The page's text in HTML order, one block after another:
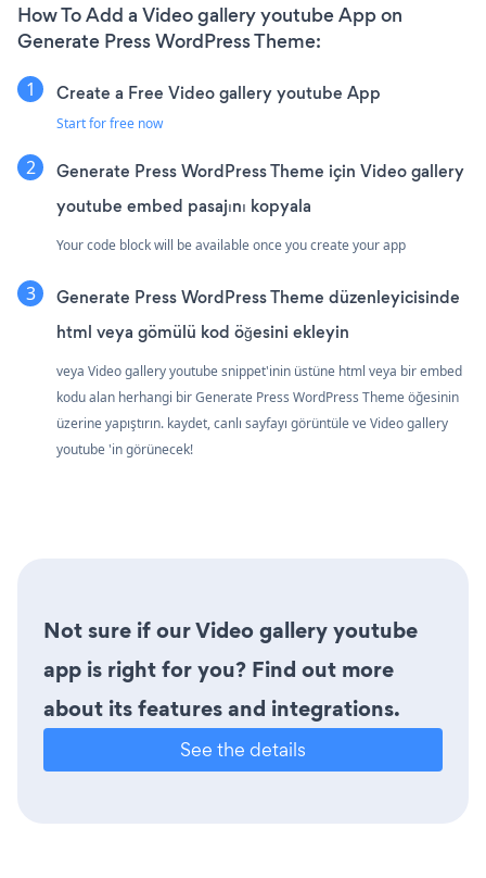
How To Add a Video gallery youtube App on
Generate Press WordPress Theme:
Create a Free Video gallery youtube App
Start for free now
Generate Press WordPress Theme için Video gallery
youtube embed pasajını kopyala
Your code block will be available once you create your app
Generate Press WordPress Theme düzenleyicisinde
html veya gömülü kod öğesini ekleyin
veya Video gallery youtube snippet'inin üstüne html veya bir embed
kodu alan herhangi bir Generate Press WordPress Theme öğesinin
üzerine yapıştırın. kaydet, canlı sayfayı görüntüle ve Video gallery
youtube 'in görünecek!
Not sure if our Video gallery youtube
app is right for you? Find out more
about its features and integrations.
See the details